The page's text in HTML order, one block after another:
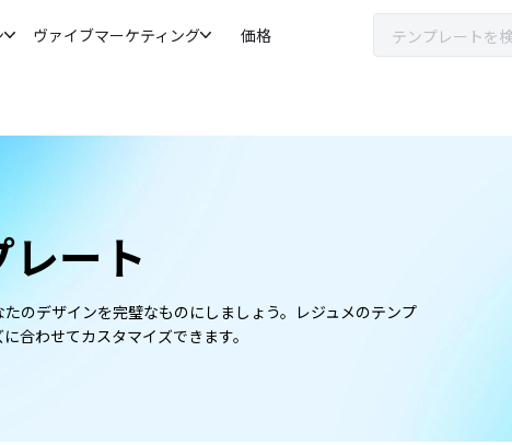
ヴァイブマーケティング 価格
レート
のデザインを完璧なものにしましょう。レジュメのテンプ
合わせてカスタマイズできます。